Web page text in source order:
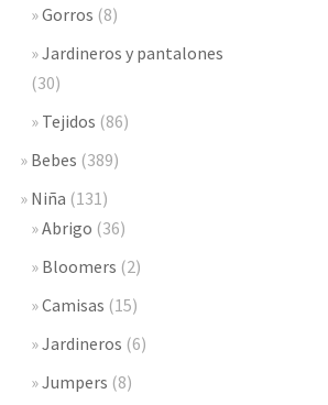
Gorros (8)
Jardineros y pantalones
(30)
Tejidos (86)
Bebes (389)
Niña (131)
Abrigo (36)
Bloomers (2)
Camisas (15)
Jardineros (6)
Jumpers (8)